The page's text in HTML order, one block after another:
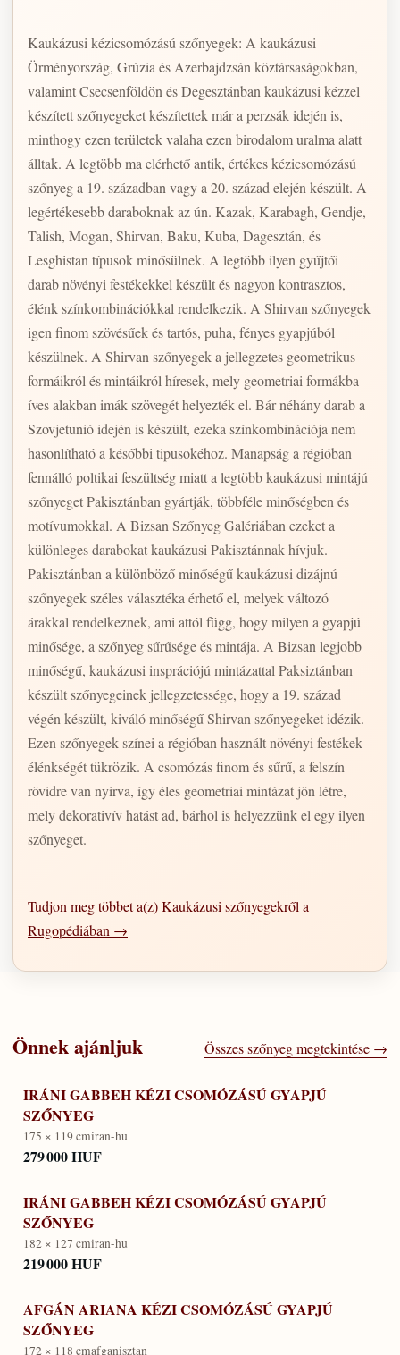
Kaukázusi kézicsomózású szőnyegek: A kaukázusi
Örményország, Grúzia és Azerbajdzsán köztársaságokban,
valamint Csecsenföldön és Degesztánban kaukázusi kézzel
készített szőnyegeket készítettek már a perzsák idején is,
minthogy ezen területek valaha ezen birodalom uralma alatt
álltak. A legtöbb ma elérhető antik, értékes kézicsomózású
szőnyeg a 19. században vagy a 20. század elején készült. A
legértékesebb daraboknak az ún. Kazak, Karabagh, Gendje,
Talish, Mogan, Shirvan, Baku, Kuba, Dagesztán, és
Lesghistan típusok minősülnek. A legtöbb ilyen gyűjtői
darab növényi festékekkel készült és nagyon kontrasztos,
élénk színkombinációkkal rendelkezik. A Shirvan szőnyegek
igen finom szövésűek és tartós, puha, fényes gyapjúból
készülnek. A Shirvan szőnyegek a jellegzetes geometrikus
formáikról és mintáikról híresek, mely geometriai formákba
íves alakban imák szövegét helyezték el. Bár néhány darab a
Szovjetunió idején is készült, ezeka színkombinációja nem
hasonlítható a későbbi tipusokéhoz. Manapság a régióban
fennálló poltikai feszültség miatt a legtöbb kaukázusi mintájú
szőnyeget Pakisztánban gyártják, többféle minőségben és
motívumokkal. A Bizsan Szőnyeg Galériában ezeket a
különleges darabokat kaukázusi Pakisztánnak hívjuk.
Pakisztánban a különböző minőségű kaukázusi dizájnú
szőnyegek széles választéka érhető el, melyek változó
árakkal rendelkeznek, ami attól függ, hogy milyen a gyapjú
minősége, a szőnyeg sűrűsége és mintája. A Bizsan legjobb
minőségű, kaukázusi insprációjú mintázattal Paksiztánban
készült szőnyegeinek jellegzetessége, hogy a 19. század
végén készült, kiváló minőségű Shirvan szőnyegeket idézik.
Ezen szőnyegek színei a régióban használt növényi festékek
élénkségét tükrözik. A csomózás finom és sűrű, a felszín
rövidre van nyírva, így éles geometriai mintázat jön létre,
mely dekorativív hatást ad, bárhol is helyezzünk el egy ilyen
szőnyeget.
Tudjon meg többet a(z) Kaukázusi szőnyegekről a
Rugopédiában →
Önnek ajánljuk Összes szőnyeg megtekintése →
IRÁNI GABBEH KÉZI CSOMÓZÁSÚ GYAPJÚ
SZŐNYEG
175 × 119 cmiran-hu
279 000 HUF
IRÁNI GABBEH KÉZI CSOMÓZÁSÚ GYAPJÚ
SZŐNYEG
182 × 127 cmiran-hu
219 000 HUF
AFGÁN ARIANA KÉZI CSOMÓZÁSÚ GYAPJÚ
SZŐNYEG
172 × 118 cmafganisztan